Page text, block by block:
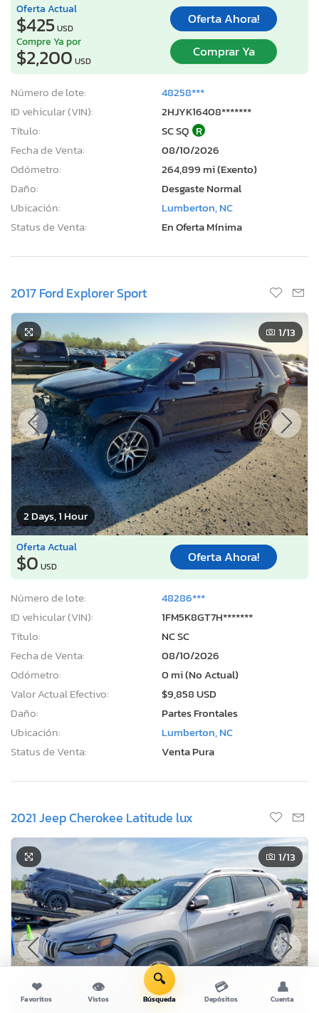
Oferta Actual
$425USD
Oferta Ahora!
Compre Ya por
$2,200 USD
Comprar Ya
Número de lote:
48258***
ID vehicular (VIN):
2HJYK16408*******
Título:
SC SQ R
Fecha de Venta:
08/10/2026
Odómetro:
264,899 mi (Exento)
Daño:
Desgaste Normal
Ubicación:
Lumberton, NC
Status de Venta:
En Oferta Mínima
2017 Ford Explorer Sport
2 Days, 1 Hour
1/13
Oferta Actual
$0 USD
Oferta Ahora!
Número de lote:
48286***
ID vehicular (VIN):
1FM5K8GT7H*******
Título:
NC SC
Fecha de Venta:
08/10/2026
Odómetro:
0 mi (No Actual)
Valor Actual Efectivo:
$9,858 USD
Daño:
Partes Frontales
Ubicación:
Lumberton, NC
Status de Venta:
Venta Pura
2021 Jeep Cherokee Latitude lux
1/13
❤
Favoritos
👁
Vistos
🔍
Búsqueda
💳
Depósitos
👤
Cuenta